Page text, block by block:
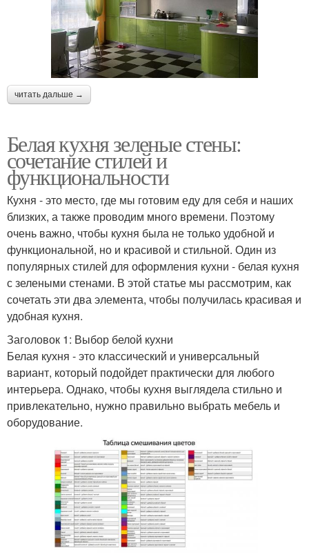
читать дальше →
Белая кухня зеленые стены:
сочетание стилей и
функциональности
Кухня - это место, где мы готовим еду для себя и наших
близких, а также проводим много времени. Поэтому
очень важно, чтобы кухня была не только удобной и
функциональной, но и красивой и стильной. Один из
популярных стилей для оформления кухни - белая кухня
с зелеными стенами. В этой статье мы рассмотрим, как
сочетать эти два элемента, чтобы получилась красивая и
удобная кухня.
Заголовок 1: Выбор белой кухни
Белая кухня - это классический и универсальный
вариант, который подойдет практически для любого
интерьера. Однако, чтобы кухня выглядела стильно и
привлекательно, нужно правильно выбрать мебель и
оборудование.